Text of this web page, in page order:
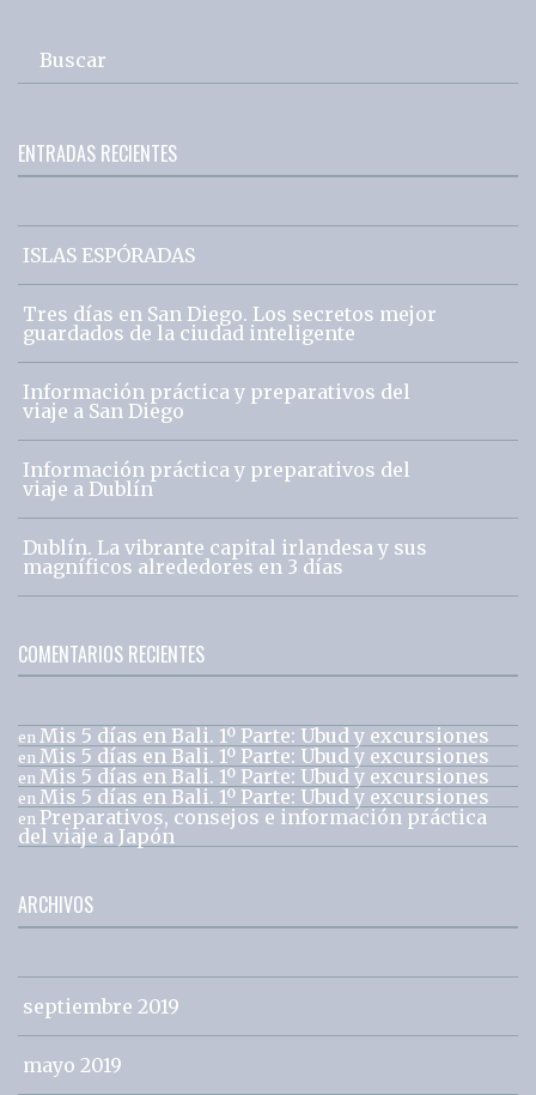
Buscar
ENTRADAS RECIENTES
ISLAS ESPÓRADAS
Tres días en San Diego. Los secretos mejor
guardados de la ciudad inteligente
Información práctica y preparativos del
viaje a San Diego
Información práctica y preparativos del
viaje a Dublín
Dublín. La vibrante capital irlandesa y sus
magníficos alrededores en 3 días
COMENTARIOS RECIENTES
en Mis 5 días en Bali. 1º Parte: Ubud y excursiones
en Mis 5 días en Bali. 1º Parte: Ubud y excursiones
en Mis 5 días en Bali. 1º Parte: Ubud y excursiones
en Mis 5 días en Bali. 1º Parte: Ubud y excursiones
en Preparativos, consejos e información práctica
del viaje a Japón
ARCHIVOS
septiembre 2019
mayo 2019